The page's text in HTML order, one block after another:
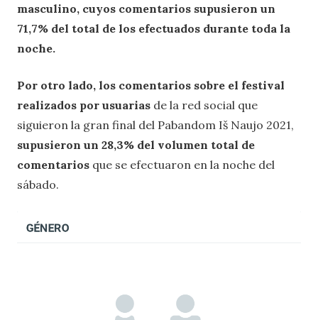
masculino, cuyos comentarios supusieron un
71,7% del total de los efectuados durante toda la
noche.
Por otro lado, los comentarios sobre el festival
realizados por usuarias de la red social que
siguieron la gran final del Pabandom Iš Naujo 2021,
supusieron un 28,3% del volumen total de
comentarios que se efectuaron en la noche del
sábado.